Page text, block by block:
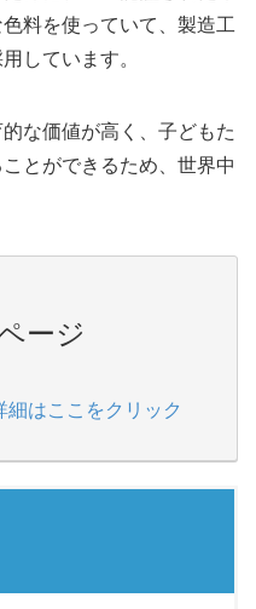
料を使っていて、製造工
しています。
な価値が高く、子どもた
とができるため、世界中
ージ
はここをクリック